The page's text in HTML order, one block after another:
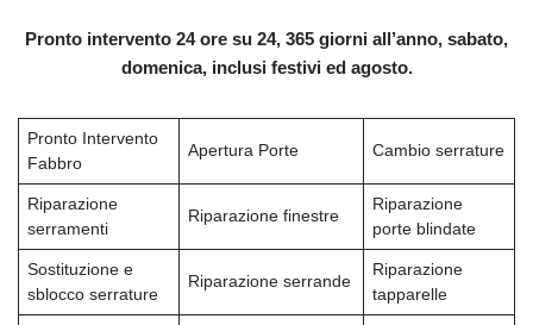
Pronto intervento 24 ore su 24, 365 giorni all’anno, sabato,
domenica, inclusi festivi ed agosto.
Pronto Intervento
Fabbro
Apertura Porte Cambio serrature
Riparazione
serramenti
Riparazione finestre
Riparazione
porte blindate
Sostituzione e
sblocco serrature
Riparazione serrande
Riparazione
tapparelle